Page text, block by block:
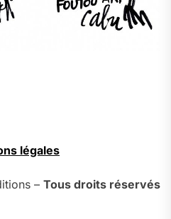
légales
– Tous droits réservés